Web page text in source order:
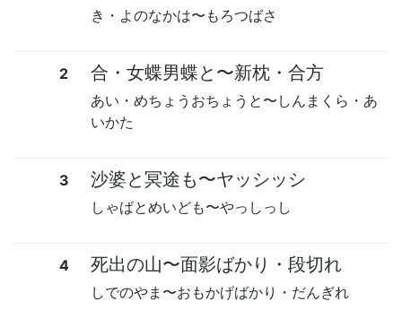
き・よのなかは〜 もろつばさ
2 合・女蝶男蝶と 〜新枕・合方
あい・めちょうおちょうと 〜 しんまくら・あ
いかた
3 沙婆と冥途も〜ヤッシッシ
しゃばとめいども〜やっしっし
4 死出の山〜面影ばかり・段切れ
しでのやま 〜おもかげばかり・だんぎれ